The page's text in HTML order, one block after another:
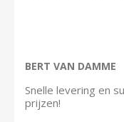
BERT VAN DAMME
Snelle levering en
prijzen!